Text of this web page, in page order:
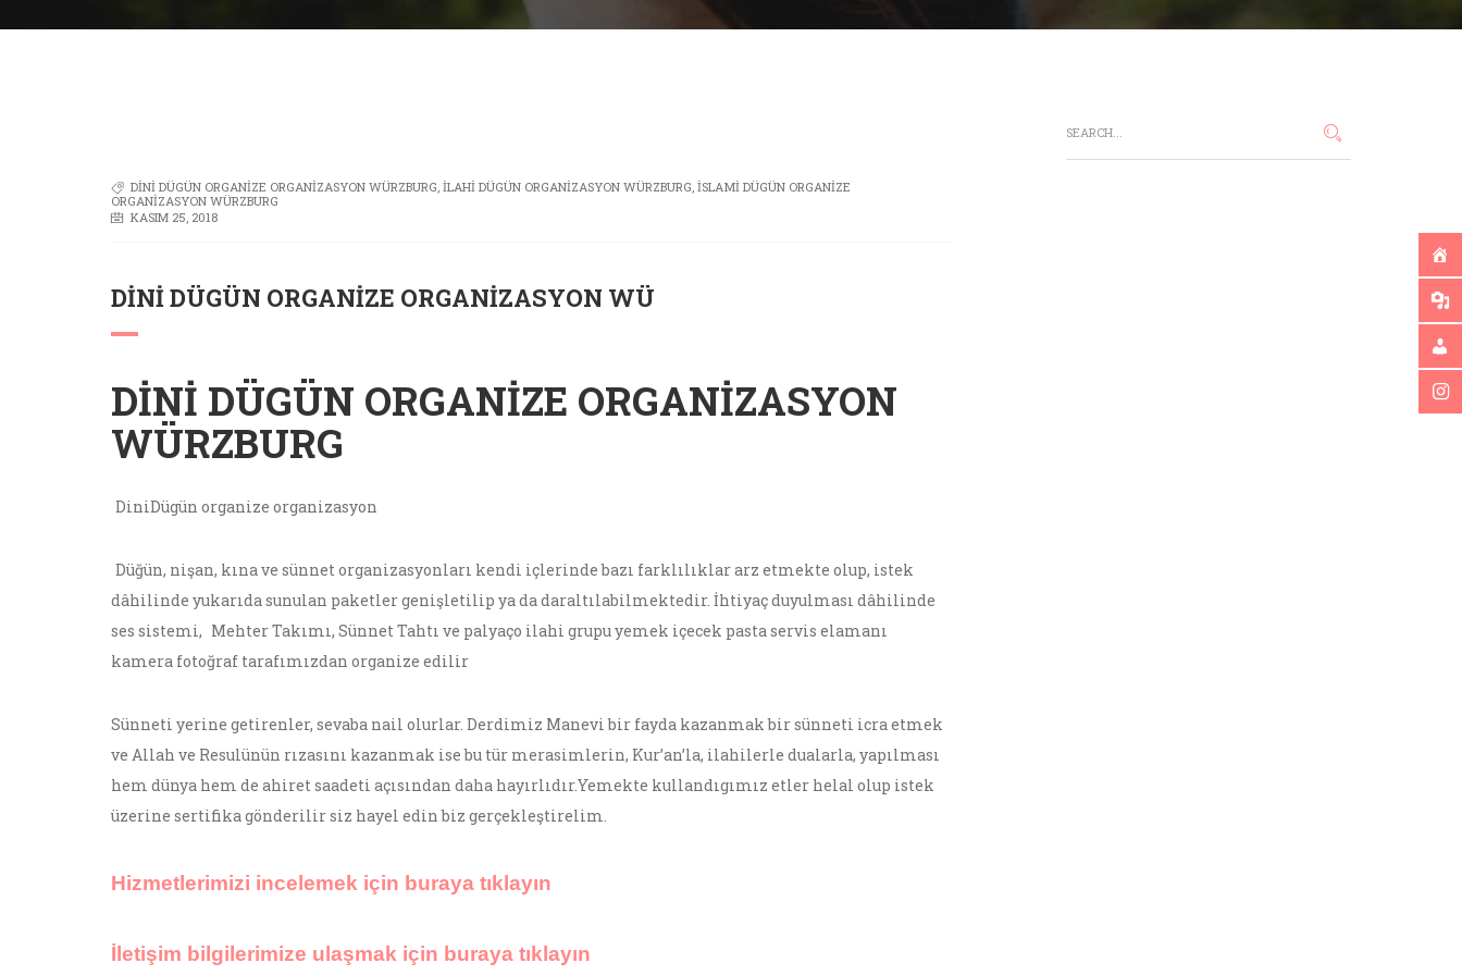
DINI DÜGÜN ORGANIZE ORGANIZASYON WÜRZBURG, ILAHI DÜGÜN ORGANIZASYON WÜRZBURG, ISLAMI DÜGÜN ORGANIZE
ORGANIZASYON WÜRZBURG
KASIM 25, 2018
DINI DÜGÜN ORGANIZE ORGANIZASYON WÜ
DINI DÜGÜN ORGANIZE ORGANIZASYON
WÜRZBURG
DiniDügün organize organizasyon
Düğün, nişan, kına ve sünnet organizasyonları kendi içlerinde bazı farklılıklar arz etmekte olup, istek
dâhilinde yukarıda sunulan paketler genişletilip ya da daraltılabilmektedir. İhtiyaç duyulması dâhilinde
ses sistemi, Mehter Takımı, Sünnet Tahtı ve palyaço ilahi grupu yemek içecek pasta servis elamanı
kamera fotoğraf tarafımızdan organize edilir
Sünneti yerine getirenler, sevaba nail olurlar. Derdimiz Manevi bir fayda kazanmak bir sünneti icra etmek
ve Allah ve Resulünün rızasını kazanmak ise bu tür merasimlerin, Kur’an’la, ilahilerle dualarla, yapılması
hem dünya hem de ahiret saadeti açısından daha hayırlıdır.Yemekte kullandıgımız etler helal olup istek
üzerine sertifika gönderilir siz hayel edin biz gerçekleştirelim.
Hizmetlerimizi incelemek için buraya tıklayın
İletişim bilgilerimize ulaşmak için buraya tıklayın